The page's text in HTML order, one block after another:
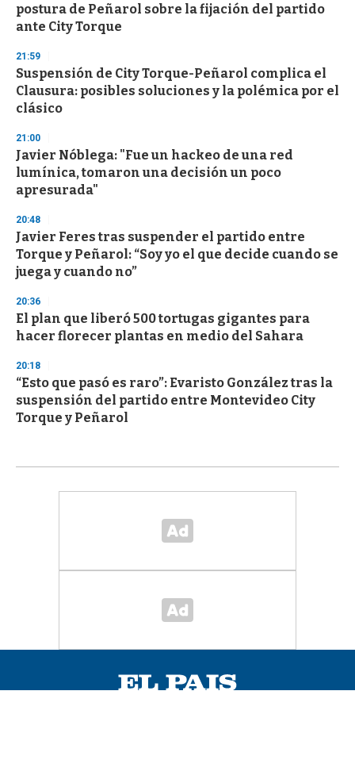
postura de Peñarol sobre la fijación del partido
ante City Torque
21:59
Suspensión de City Torque-Peñarol complica el
Clausura: posibles soluciones y la polémica por el
clásico
21:00
Javier Nóblega: "Fue un hackeo de una red
lumínica, tomaron una decisión un poco
apresurada"
20:48
Javier Feres tras suspender el partido entre
Torque y Peñarol: “Soy yo el que decide cuando se
juega y cuando no”
20:36
El plan que liberó 500 tortugas gigantes para
hacer florecer plantas en medio del Sahara
20:18
“Esto que pasó es raro”: Evaristo González tras la
suspensión del partido entre Montevideo City
Torque y Peñarol